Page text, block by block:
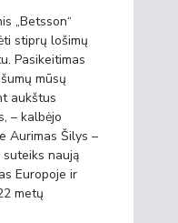
„Betsson“
stiprų lošimų
Pasikeitimas
mūsų
aukštus
– kalbėjo
Aurimas Šilys –
suteiks naują
Europoje ir
metų